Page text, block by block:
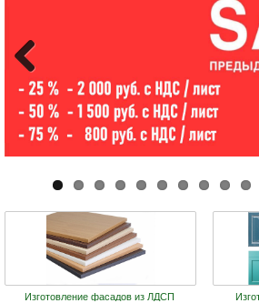
Previous
Изготовление фасадов из ЛДСП